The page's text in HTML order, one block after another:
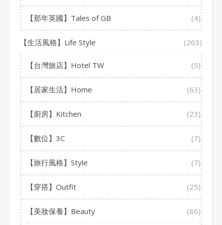
【那年英國】Tales of GB (4)
【生活風格】Life Style (263)
【台灣旅店】Hotel TW (5)
【居家生活】Home (63)
【廚房】Kitchen (23)
【數位】3C (7)
【旅行風格】Style (7)
【穿搭】Outfit (25)
【美妝保養】Beauty (86)